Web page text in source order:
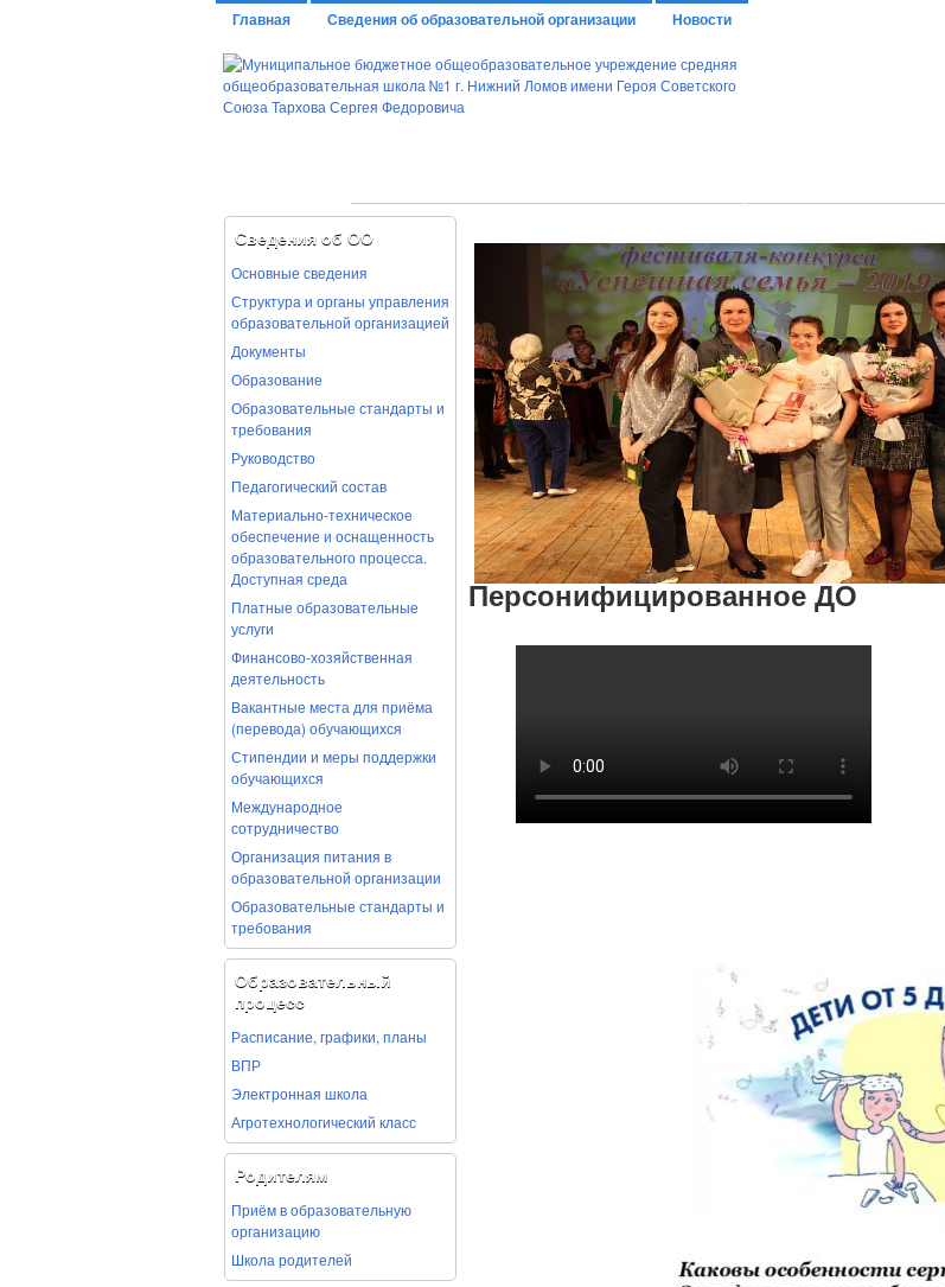
Главная Сведения об образовательной организации Новости
ОТЧЕТ О РЕЗУЛЬТАТАХ САМООБСЛЕДОВАНИЯ
ДОКУМЕНТ О
ПРЕДПИСАНИЯ ОРГАНОВ,ОСУЩЕСТВЛЯЮЩИХ ГОСУДАРСТВЕННЫЙ
МУНИЦИПАЛЬНОЕ ЗАДАНИЕ
АНКЕТА РУКОВОДИТЕЛЯ ОО ПО ОБЕСПЕЧЕНИЮ ФГОС
ОБРАЗОВАНИЕ РУКОВОДСТВО
СВЕДЕНИЯ О ПЕДАГОГАХ
Сведения об ОО
Основные сведения
Структура и органы управления
образовательной организацией
Документы
Образование
Образовательные стандарты и
требования
Руководство
Педагогический состав
Материально-техническое
обеспечение и оснащенность
образовательного процесса.
Доступная среда
Платные образовательные
услуги
Финансово-хозяйственная
деятельность
Вакантные места для приёма
(перевода) обучающихся
Стипендии и меры поддержки
обучающихся
Международное
сотрудничество
Организация питания в
образовательной организации
Образовательные стандарты и
требования
Образовательный
процесс
Расписание, графики, планы
ВПР
Электронная школа
Агротехнологический класс
Родителям
Приём в образовательную
организацию
Школа родителей
Персонифицированное ДО